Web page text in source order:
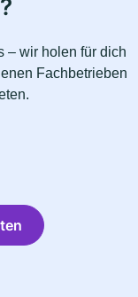
– wir holen für dich
Fachbetrieben